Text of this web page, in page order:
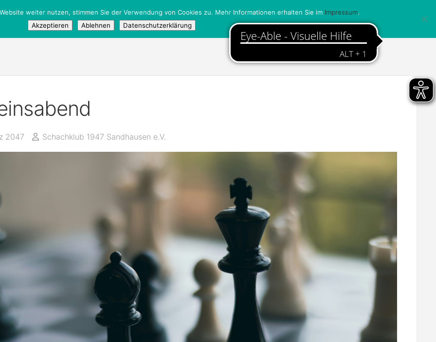
Jugendmeisterschaft
2047 Schachklub 1947 Sandhausen e.V.
weiter nutzen, stimmen Sie der Verwendung von Cookies zu. Mehr Informationen erhalten Sie im Impressum.
Akzeptieren
Ablehnen Datenschutzerklärung